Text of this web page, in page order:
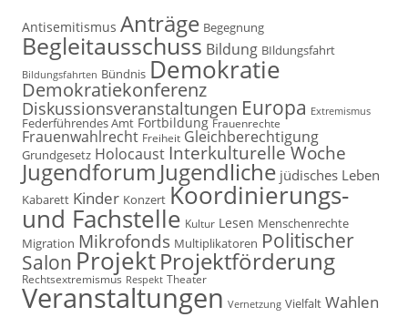
Antisemitismus Anträge Begegnung
Begleitausschuss Bildung BIldungsfahrt
Bildungsfahrten Bündnis Demokratie
Demokratiekonferenz
Diskussionsveranstaltungen Europa Extremismus
Federführendes Amt Fortbildung Frauenrechte
Frauenwahlrecht Freiheit Gleichberechtigung
Grundgesetz Holocaust Interkulturelle Woche
Jugendforum Jugendliche jüdisches Leben
Kabarett Kinder Konzert Koordinierungs-
und Fachstelle Kultur Lesen Menschenrechte
Migration Mikrofonds Multiplikatoren Politischer
Salon ProjektProjektförderung
Rechtsextremismus Respekt Theater
Veranstaltungen Vernetzung Vielfalt Wahlen